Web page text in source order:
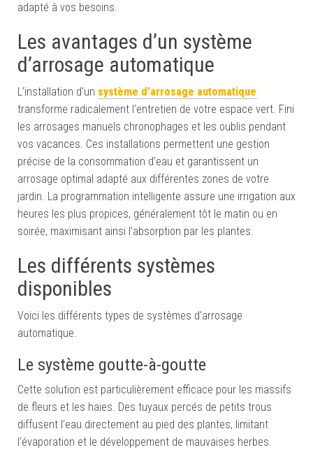
adapté à vos besoins.
Les avantages d’un système
d’arrosage automatique
L’installation d’un système d’arrosage automatique
transforme radicalement l’entretien de votre espace vert. Fini
les arrosages manuels chronophages et les oublis pendant
vos vacances. Ces installations permettent une gestion
précise de la consommation d’eau et garantissent un
arrosage optimal adapté aux différentes zones de votre
jardin. La programmation intelligente assure une irrigation aux
heures les plus propices, généralement tôt le matin ou en
soirée, maximisant ainsi l’absorption par les plantes.
Les différents systèmes
disponibles
Voici les différents types de systèmes d’arrosage
automatique.
Le système goutte-à-goutte
Cette solution est particulièrement efficace pour les massifs
de fleurs et les haies. Des tuyaux percés de petits trous
diffusent l’eau directement au pied des plantes, limitant
l’évaporation et le développement de mauvaises herbes.